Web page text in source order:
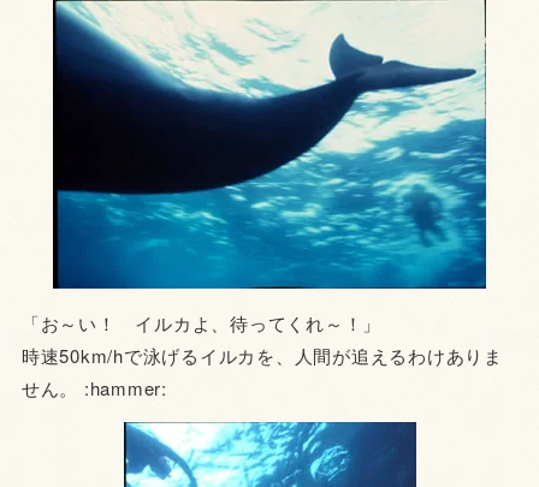
「お～い！ イルカよ、待ってくれ～！」
時速50km/hで泳げるイルカを、人間が追えるわけありま
せん。 :hammer: